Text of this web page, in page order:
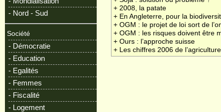
- Nord - Sud
Société
- Démocratie
- Education
- Egalités
- Femmes
- Fiscalité
- Logement
+ 2008, la patate
+ En Angleterre, pour la
+ OGM : le projet de loi sort de
+ OGM : les risques doivent être
+ Ours : l’approche suisse
+ Les chiffres 2006 de l’agriculture